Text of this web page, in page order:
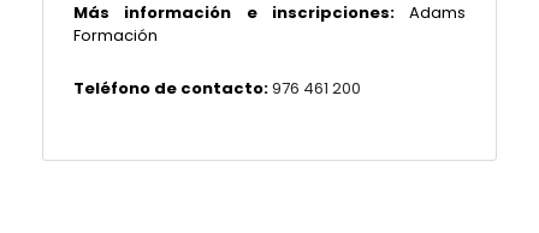
Más información e inscripciones:
Adams
Formación
Teléfono de contacto:976 461 200